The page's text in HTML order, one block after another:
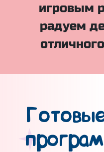
игровым
радуем